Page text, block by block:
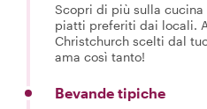
Scopri di più sulla
piatti preferiti dai locali.
Christchurch scelti dal
ama così tanto!
Bevande tipiche